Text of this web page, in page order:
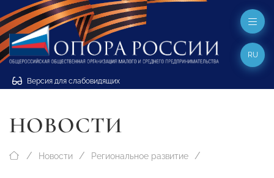
Версия для слабовидящих
RU
НОВОСТИ
Новости Региональное развитие